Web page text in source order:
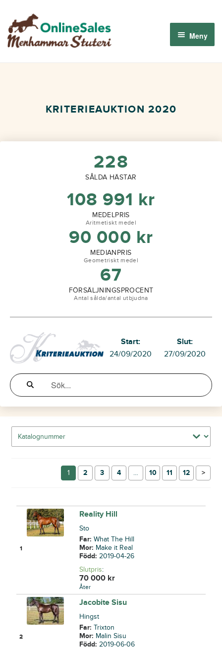
Hoppa
till
navigering
Hoppa
till
innehåll
Meny
KRITERIEAUKTION 2020
228
SÅLDA HÄSTAR
108 991 kr
MEDELPRIS
Aritmetiskt medel
90 000 kr
MEDIANPRIS
Geometriskt medel
67
FÖRSÄLJNINGSPROCENT
Antal sålda/antal utbjudna
Start:
24/09/2020
Slut:
27/09/2020
1 2 3 4 … 10 11 12 →
1
Reality Hill
Sto
Far:What The Hill
Mor: Make it Real
Född:2019-04-26
Slutpris:
70 000 kr
Åter
2
Jacobite Sisu
Hingst
Far:Trixton
Mor: Malin Sisu
Född:2019-06-06